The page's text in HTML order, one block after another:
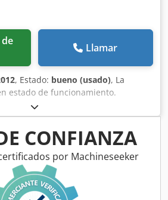
Llamar
, Estado: bueno (usado), La
estado de funcionamiento.
CONFIANZA
por Machineseeker